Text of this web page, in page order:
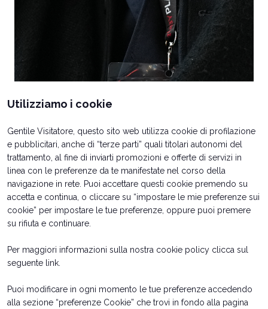
Richiedi un preventivo
Vuoi far parte dei protagonisti della
prossima edizione di ENADA?
COMPILA IL FORM
arrow_forward
Utilizziamo i cookie
Gentile Visitatore, questo sito web utilizza cookie di profilazione
e pubblicitari, anche di “terze parti” quali titolari autonomi del
trattamento, al fine di inviarti promozioni e offerte di servizi in
linea con le preferenze da te manifestate nel corso della
navigazione in rete. Puoi accettare questi cookie premendo su
accetta e continua, o cliccare su “impostare le mie preferenze sui
cookie” per impostare le tue preferenze, oppure puoi premere
su rifiuta e continuare.
Per maggiori informazioni sulla nostra cookie policy clicca sul
seguente link
Puoi modificare in ogni momento le tue preferenze accedendo
alla sezione “preferenze Cookie” che trovi in fondo alla pagina